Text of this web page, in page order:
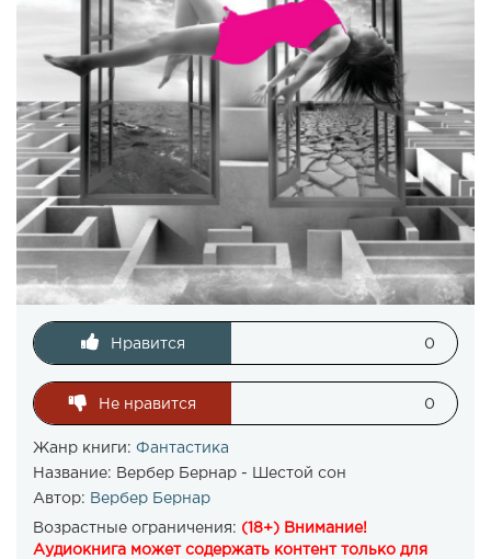
Нравится 0
Не нравится 0
Жанр книги: Фантастика
Название: Вербер Бернар - Шестой сон
Автор: Вербер Бернар
Возрастные ограничения: (18+) Внимание!
Аудиокнига может содержать контент только для